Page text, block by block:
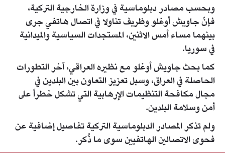
وبحسب مصادر دبلوماسية في وزارة الخارجية التركية،
فإنّ جاويش أوغلو وظريف تناولا في اتصال هاتفي جرى
بينهما مساء أمس الاثنين، المستجدات السياسية والميدانية
في سوريا.
كما بحث جاويش أوغلو مع نظيره العراقي، آخر التطورات
الحاصلة في العراق، وسبل تعزيز التعاون بين البلدين في
مجال مكافحة التنظيمات الإرهابية التي تشكل خطراً على
أمن وسلامة البلدين.
ولم تذكر المصادر الدبلوماسية التركية تفاصيل إضافية عن
فحوى الاتصالين الهاتفيين سوى ما ذُكر.